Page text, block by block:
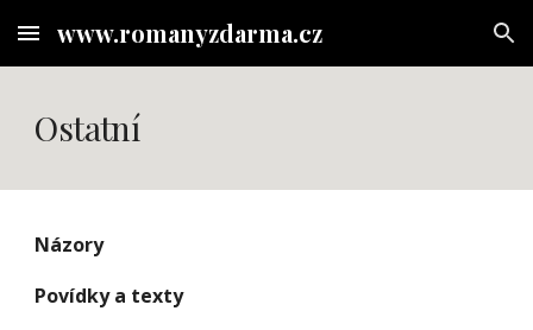
Skip to main content Skip to navigation
www.romanyzdarma.cz
Ostatní
Názory
Povídky a texty